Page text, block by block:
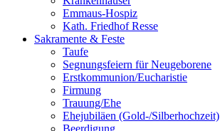
Emmaus-Hospiz
Kath. Friedhof Resse
Sakramente & Feste
Taufe
Segnungsfeiern für Neugeborene
Erstkommunion/Eucharistie
Firmung
Trauung/Ehe
Ehejubiläen (Gold-/Silberhochzeit)
Beerdigung